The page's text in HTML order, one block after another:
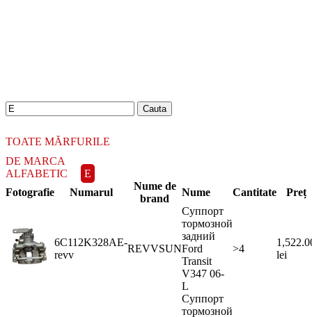
TOATE MĂRFURILE
DE MARCA
ALFABETIC
E
Fotografie
Numarul
Nume de
brand
Nume Cantitate Preț
6C112K328AE-
revv
REVVSUN
Суппорт
тормозной
задний
Ford
Transit
V347 06-
L
>4
lei
Суппорт
тормозной